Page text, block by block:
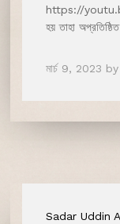
https://
হয় তাহা
মার্চ 9, 2023 by
Sadar Uddin